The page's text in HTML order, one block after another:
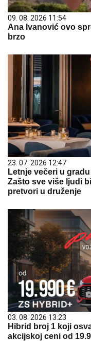
09. 08. 2026 11:54
Ana Ivanović ovo
brzo
23. 07. 2026 12:47
Letnje večeri u
Zašto sve više ljudi
pretvori u druženje
03. 08. 2026 13:23
Hibrid broj 1 koji
akcijskoj ceni od